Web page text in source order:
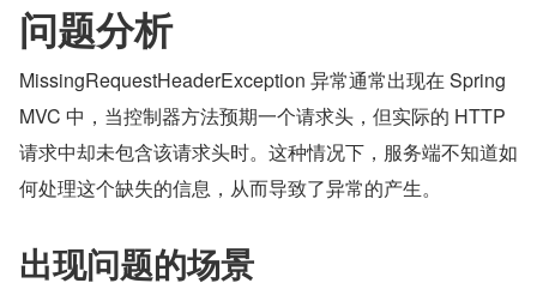
问题分析
MissingRequestHeaderException 异常通常出现在 Spring
MVC 中，当控制器方法预期一个请求头，但实际的 HTTP
请求中却未包含该请求头时。这种情况下，服务端不知道如
何处理这个缺失的信息，从而导致了异常的产生。
出现问题的场景